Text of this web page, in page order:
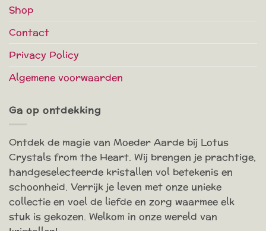
Shop
Contact
Privacy Policy
Algemene voorwaarden
Ga op ontdekking
Ontdek de magie van Moeder Aarde bij Lotus
Crystals from the Heart. Wij brengen je prachtige,
handgeselecteerde kristallen vol betekenis en
schoonheid. Verrijk je leven met onze unieke
collectie en voel de liefde en zorg waarmee elk
stuk is gekozen. Welkom in onze wereld van